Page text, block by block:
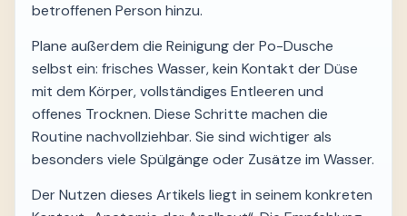
betroffenen Person hinzu.
Plane außerdem die Reinigung der Po-Dusche
selbst ein: frisches Wasser, kein Kontakt der Düse
mit dem Körper, vollständiges Entleeren und
offenes Trocknen. Diese Schritte machen die
Routine nachvollziehbar. Sie sind wichtiger als
besonders viele Spülgänge oder Zusätze im Wasser.
Der Nutzen dieses Artikels liegt in seinem konkreten